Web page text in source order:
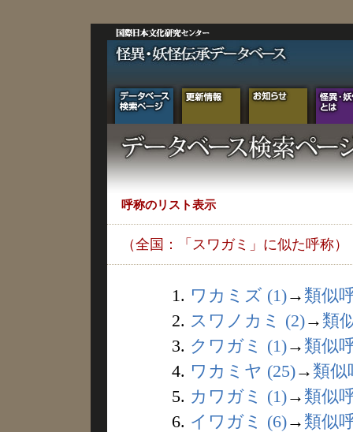
呼称のリスト表示
（全国：「スワガミ」に似た呼称）
1. ワカミズ (1)→ 類似
2. スワノカミ (2)→ 類
3. クワガミ (1)→ 類似
4. ワカミヤ (25)→ 類似
5. カワガミ (1)→ 類似
6. イワガミ (6)→ 類似